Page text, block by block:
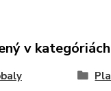
v kategóriách